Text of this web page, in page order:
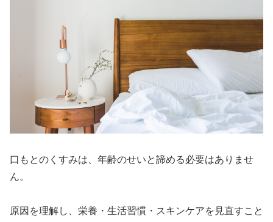
口もとのくすみは、年齢のせいと諦める必要はありませ
ん。
原因を理解し、栄養・生活習慣・スキンケアを見直すこと